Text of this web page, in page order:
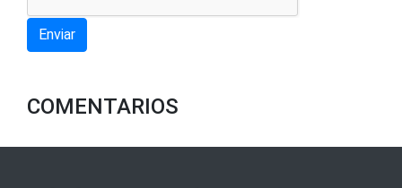
Enviar
COMENTARIOS